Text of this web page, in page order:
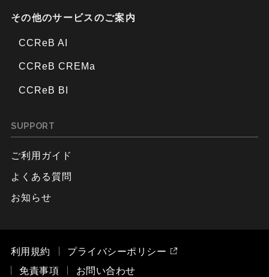
その他のサービスのご案内
CCReB AI
CCReB CREMa
CCReB BI
SUPPORT
ご利用ガイド
よくある質問
お知らせ
利用規約
プライバシーポリシー
免責事項
お問い合わせ